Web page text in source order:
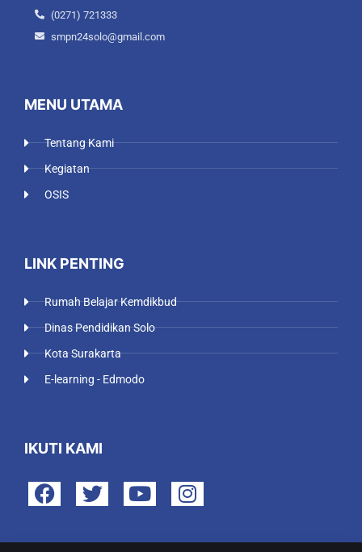
(0271) 721333
smpn24solo@gmail.com
MENU UTAMA
Tentang Kami
Kegiatan
OSIS
LINK PENTING
Rumah Belajar Kemdikbud
Dinas Pendidikan Solo
Kota Surakarta
E-learning - Edmodo
IKUTI KAMI
F
a
e
T
w
t
Y
o
t
I
n
t